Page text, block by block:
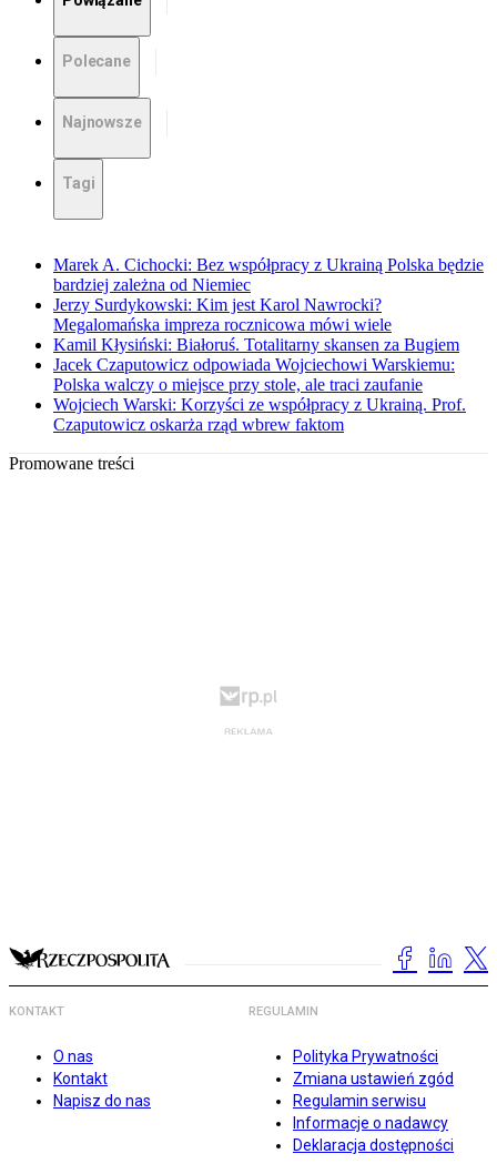
Polecane
Najnowsze
Tagi
Marek A. Cichocki: Bez współpracy z Ukrainą Polska będzie
bardziej zależna od Niemiec
Jerzy Surdykowski: Kim jest Karol Nawrocki?
Megalomańska impreza rocznicowa mówi wiele
Kamil Kłysiński: Białoruś. Totalitarny skansen za Bugiem
Jacek Czaputowicz odpowiada Wojciechowi Warskiemu:
Polska walczy o miejsce przy stole, ale traci zaufanie
Wojciech Warski: Korzyści ze współpracy z Ukrainą. Prof.
Czaputowicz oskarża rząd wbrew faktom
Promowane treści
KONTAKT
O nas
Kontakt
Napisz do nas
REGULAMIN
Polityka Prywatności
Zmiana ustawień zgód
Regulamin serwisu
Informacje o nadawcy
Deklaracja dostępności